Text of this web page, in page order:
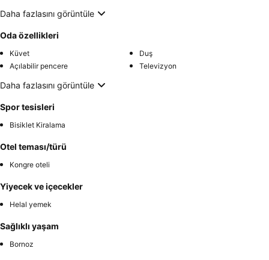
Daha fazlasını görüntüle
Oda özellikleri
Küvet
Duş
Açılabilir pencere
Televizyon
Daha fazlasını görüntüle
Spor tesisleri
Bisiklet Kiralama
Otel teması/türü
Kongre oteli
Yiyecek ve içecekler
Helal yemek
Sağlıklı yaşam
Bornoz